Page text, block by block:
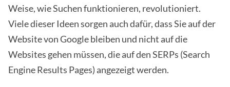
Weise, wie Suchen funktionieren, revolutioniert.
Viele dieser Ideen sorgen auch dafür, dass Sie auf der
Website von Google bleiben und nicht auf die
Websites gehen müssen, die auf den SERPs (Search
Engine Results Pages) angezeigt werden.